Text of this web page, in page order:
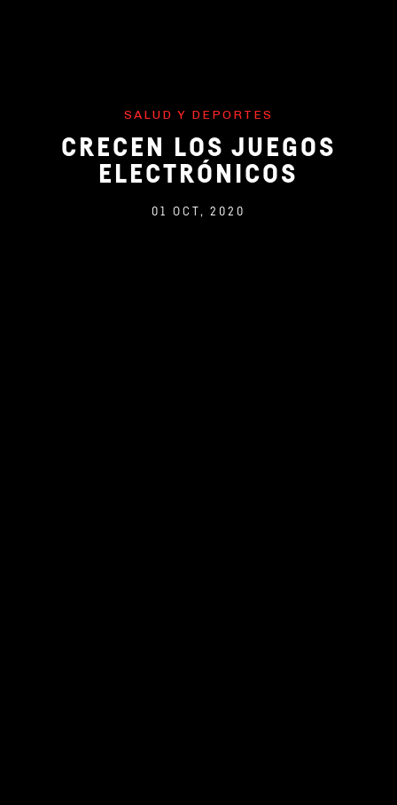
SALUD Y DEPORTES
CRECEN LOS JUEGOS
ELECTRÓNICOS
01 OCT, 2020